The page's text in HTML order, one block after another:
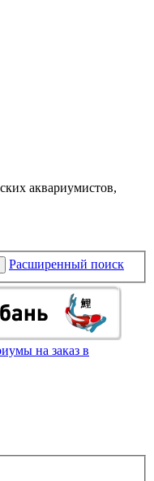
аквариумистов,
Расширенный поиск